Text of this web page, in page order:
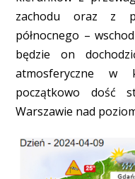
zachodu oraz z
północnego –
będzie on
atmosferyczne w
początkowo dość
Warszawie nad